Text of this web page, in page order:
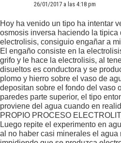
26/01/2017 a las 4:18 pm
Hoy ha venido un tipo ha intentar
osmosis inversa haciendo la tipica
electrolisis, consiguio engañar a
El engaño consiste en la
grifo y le hace la electrolisis, al
disueltos es conductora y se
plomo y hierro sobre el vaso de
depositan sobre el fondo del vaso
paredes parte superior, el tipo
proviene del agua cuando en
PROPIO PROCESO
Luego repite el experimento en
al no haber casi minerales el agua